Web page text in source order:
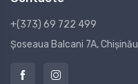
+(373) 69 722 499
Șoseaua Balcani 7A, Chișinău